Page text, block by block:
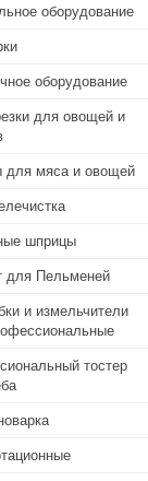
оборудование
оборудование
для овощей и
для мяса и овощей
шприцы
для Пельменей
и измельчители
тостер